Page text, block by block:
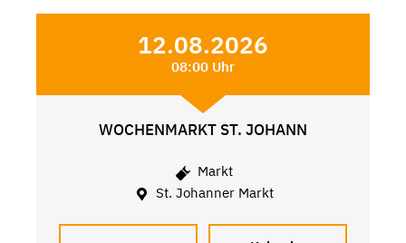
12.08.2026
08:00 Uhr
WOCHENMARKT ST. JOHANN
Markt
St. Johanner Markt